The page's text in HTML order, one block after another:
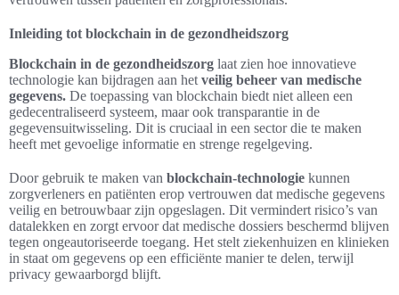
Inleiding tot blockchain in de gezondheidszorg
Blockchain in de gezondheidszorg laat zien hoe innovatieve
technologie kan bijdragen aan het veilig beheer van medische
gegevens. De toepassing van blockchain biedt niet alleen een
gedecentraliseerd systeem, maar ook transparantie in de
gegevensuitwisseling. Dit is cruciaal in een sector die te maken
heeft met gevoelige informatie en strenge regelgeving.
Door gebruik te maken van blockchain-technologie kunnen
zorgverleners en patiënten erop vertrouwen dat medische gegevens
veilig en betrouwbaar zijn opgeslagen. Dit vermindert risico’s van
datalekken en zorgt ervoor dat medische dossiers beschermd blijven
tegen ongeautoriseerde toegang. Het stelt ziekenhuizen en klinieken
in staat om gegevens op een efficiënte manier te delen, terwijl
privacy gewaarborgd blijft.